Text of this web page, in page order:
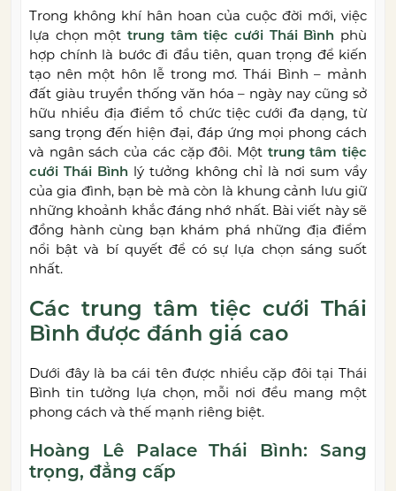
Trong không khí hân hoan của cuộc đời mới, việc
lựa chọn một trung tâm tiệc cưới Thái Bình phù
hợp chính là bước đi đầu tiên, quan trọng để kiến
tạo nên một hôn lễ trong mơ. Thái Bình – mảnh
đất giàu truyền thống văn hóa – ngày nay cũng sở
hữu nhiều địa điểm tổ chức tiệc cưới đa dạng, từ
sang trọng đến hiện đại, đáp ứng mọi phong cách
và ngân sách của các cặp đôi. Một trung tâm tiệc
cưới Thái Bình lý tưởng không chỉ là nơi sum vầy
của gia đình, bạn bè mà còn là khung cảnh lưu giữ
những khoảnh khắc đáng nhớ nhất. Bài viết này sẽ
đồng hành cùng bạn khám phá những địa điểm
nổi bật và bí quyết để có sự lựa chọn sáng suốt
nhất.
Các trung tâm tiệc cưới Thái
Bình được đánh giá cao
Dưới đây là ba cái tên được nhiều cặp đôi tại Thái
Bình tin tưởng lựa chọn, mỗi nơi đều mang một
phong cách và thế mạnh riêng biệt.
Hoàng Lê Palace Thái Bình: Sang
trọng, đẳng cấp